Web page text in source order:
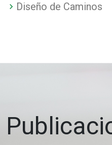
Diseño de Caminos